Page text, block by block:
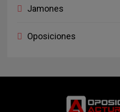
Jamones
Oposiciones